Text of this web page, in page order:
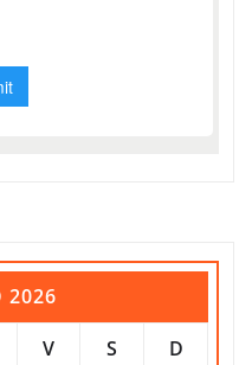
2026
V S D